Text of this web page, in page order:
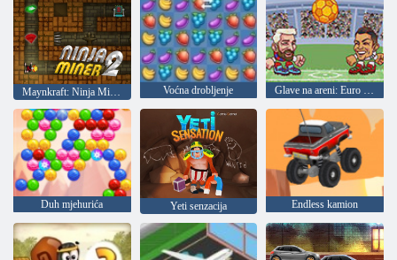
Maynkraft: Ninja Miner 2 Voćna drobljenje Glave na areni: Euro nogomet
Duh mjehurića Yeti senzacija Endless kamion